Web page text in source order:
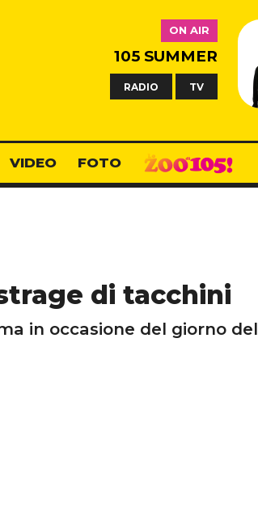
ON AIR
105 SUMMER
RADIO TV
VIDEO FOTO
di tacchini
in occasione del giorno del